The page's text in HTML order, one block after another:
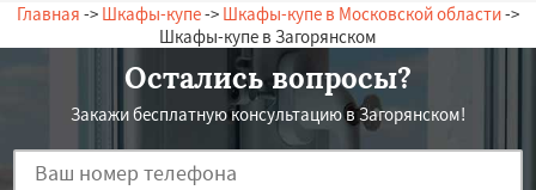
Главная -> Шкафы-купе-> Шкафы-купе в Московской области->
Шкафы-купе в Загорянском
Остались вопросы?
Закажи бесплатную консультацию в Загорянском!